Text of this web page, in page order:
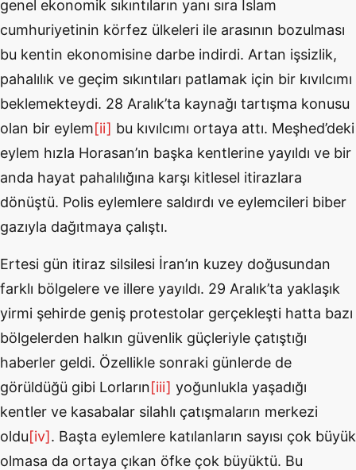
genel ekonomik sıkıntıların yanı sıra İslam
cumhuriyetinin körfez ülkeleri ile arasının bozulması
bu kentin ekonomisine darbe indirdi. Artan işsizlik,
pahalılık ve geçim sıkıntıları patlamak için bir kıvılcımı
beklemekteydi. 28 Aralık’ta kaynağı tartışma konusu
olan bir eylem[ii] bu kıvılcımı ortaya attı. Meşhed’deki
eylem hızla Horasan’ın başka kentlerine yayıldı ve bir
anda hayat pahalılığına karşı kitlesel itirazlara
dönüştü. Polis eylemlere saldırdı ve eylemcileri biber
gazıyla dağıtmaya çalıştı.
Ertesi gün itiraz silsilesi İran’ın kuzey doğusundan
farklı bölgelere ve illere yayıldı. 29 Aralık’ta yaklaşık
yirmi şehirde geniş protestolar gerçekleşti hatta bazı
bölgelerden halkın güvenlik güçleriyle çatıştığı
haberler geldi. Özellikle sonraki günlerde de
görüldüğü gibi Lorların[iii] yoğunlukla yaşadığı
kentler ve kasabalar silahlı çatışmaların merkezi
oldu[iv]. Başta eylemlere katılanların sayısı çok büyük
olmasa da ortaya çıkan öfke çok büyüktü. Bu